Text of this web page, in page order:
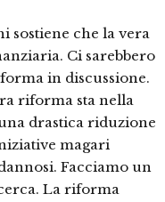
sostiene che la vera
Ci sarebbero
in discussione.
riforma sta nella
drastica riduzione
magari
Facciamo un
La riforma